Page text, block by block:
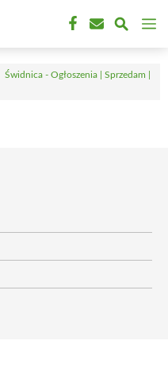
Świdnica - Ogłoszenia | Sprzedam |